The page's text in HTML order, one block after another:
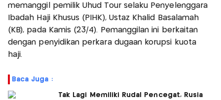
memanggil pemilik Uhud Tour selaku Penyelenggara
Ibadah Haji Khusus (PIHK), Ustaz Khalid Basalamah
(KB), pada Kamis (23/4). Pemanggilan ini berkaitan
dengan penyidikan perkara dugaan korupsi kuota
haji.
Baca Juga :
Tak Lagi Memiliki Rudal Pencegat, Rusia